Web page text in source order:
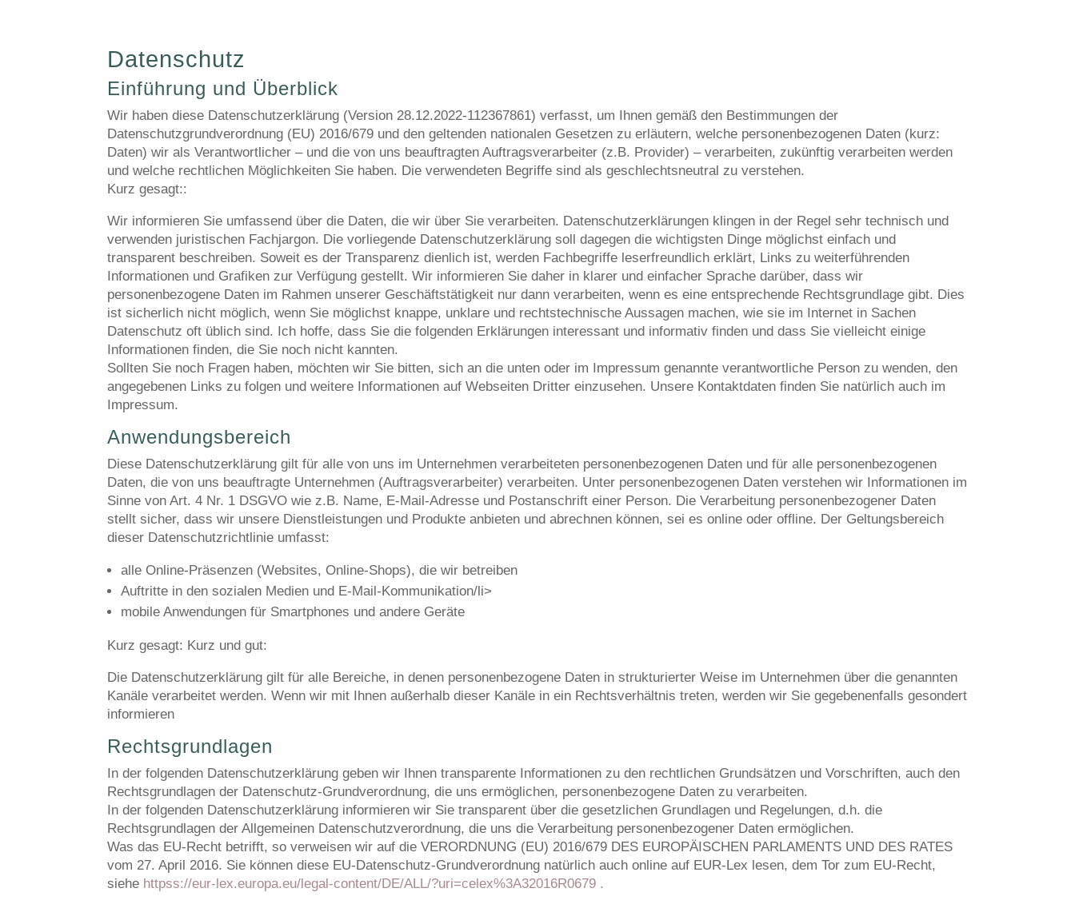
Datenschutz
Einführung und Überblick
Wir haben diese Datenschutzerklärung (Version 28.12.2022-112367861) verfasst, um Ihnen gemäß den Bestimmungen der
Datenschutzgrundverordnung (EU) 2016/679 und den geltenden nationalen Gesetzen zu erläutern, welche personenbezogenen Daten (kurz:
Daten) wir als Verantwortlicher – und die von uns beauftragten Auftragsverarbeiter (z.B. Provider) – verarbeiten, zukünftig verarbeiten werden
und welche rechtlichen Möglichkeiten Sie haben. Die verwendeten Begriffe sind als geschlechtsneutral zu verstehen.
Kurz gesagt::
Wir informieren Sie umfassend über die Daten, die wir über Sie verarbeiten. Datenschutzerklärungen klingen in der Regel sehr technisch und
verwenden juristischen Fachjargon. Die vorliegende Datenschutzerklärung soll dagegen die wichtigsten Dinge möglichst einfach und
transparent beschreiben. Soweit es der Transparenz dienlich ist, werden Fachbegriffe leserfreundlich erklärt, Links zu weiterführenden
Informationen und Grafiken zur Verfügung gestellt. Wir informieren Sie daher in klarer und einfacher Sprache darüber, dass wir
personenbezogene Daten im Rahmen unserer Geschäftstätigkeit nur dann verarbeiten, wenn es eine entsprechende Rechtsgrundlage gibt. Dies
ist sicherlich nicht möglich, wenn Sie möglichst knappe, unklare und rechtstechnische Aussagen machen, wie sie im Internet in Sachen
Datenschutz oft üblich sind. Ich hoffe, dass Sie die folgenden Erklärungen interessant und informativ finden und dass Sie vielleicht einige
Informationen finden, die Sie noch nicht kannten.
Sollten Sie noch Fragen haben, möchten wir Sie bitten, sich an die unten oder im Impressum genannte verantwortliche Person zu wenden, den
angegebenen Links zu folgen und weitere Informationen auf Webseiten Dritter einzusehen. Unsere Kontaktdaten finden Sie natürlich auch im
Impressum.
Anwendungsbereich
Diese Datenschutzerklärung gilt für alle von uns im Unternehmen verarbeiteten personenbezogenen Daten und für alle personenbezogenen
Daten, die von uns beauftragte Unternehmen (Auftragsverarbeiter) verarbeiten. Unter personenbezogenen Daten verstehen wir Informationen im
Sinne von Art. 4 Nr. 1 DSGVO wie z.B. Name, E-Mail-Adresse und Postanschrift einer Person. Die Verarbeitung personenbezogener Daten
stellt sicher, dass wir unsere Dienstleistungen und Produkte anbieten und abrechnen können, sei es online oder offline. Der Geltungsbereich
dieser Datenschutzrichtlinie umfasst:
alle Online-Präsenzen (Websites, Online-Shops), die wir betreiben
Auftritte in den sozialen Medien und E-Mail-Kommunikation/li>
mobile Anwendungen für Smartphones und andere Geräte
Kurz gesagt: Kurz und gut:
Die Datenschutzerklärung gilt für alle Bereiche, in denen personenbezogene Daten in strukturierter Weise im Unternehmen über die genannten
Kanäle verarbeitet werden. Wenn wir mit Ihnen außerhalb dieser Kanäle in ein Rechtsverhältnis treten, werden wir Sie gegebenenfalls gesondert
informieren
Rechtsgrundlagen
In der folgenden Datenschutzerklärung geben wir Ihnen transparente Informationen zu den rechtlichen Grundsätzen und Vorschriften, auch den
Rechtsgrundlagen der Datenschutz-Grundverordnung, die uns ermöglichen, personenbezogene Daten zu verarbeiten.
In der folgenden Datenschutzerklärung informieren wir Sie transparent über die gesetzlichen Grundlagen und Regelungen, d.h. die
Rechtsgrundlagen der Allgemeinen Datenschutzverordnung, die uns die Verarbeitung personenbezogener Daten ermöglichen.
Was das EU-Recht betrifft, so verweisen wir auf die VERORDNUNG (EU) 2016/679 DES EUROPÄISCHEN PARLAMENTS UND DES RATES
vom 27. April 2016. Sie können diese EU-Datenschutz-Grundverordnung natürlich auch online auf EUR-Lex lesen, dem Tor zum EU-Recht,
siehe httpss://eur-lex.europa.eu/legal-content/DE/ALL/?uri=celex%3A32016R0679 .